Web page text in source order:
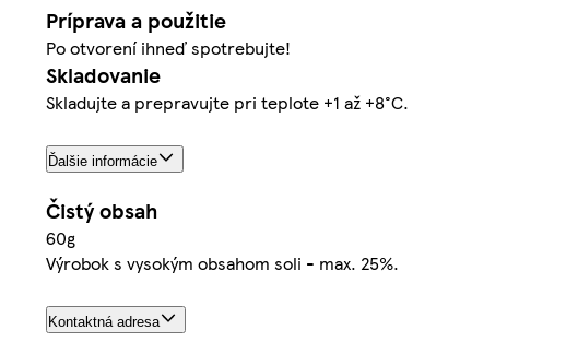
Príprava a použitie
Po otvorení ihneď spotrebujte!
Skladovanie
Skladujte a prepravujte pri teplote +1 až +8°C.
Ďalšie informácie
Čistý obsah
60g
Výrobok s vysokým obsahom soli - max. 25%.
Kontaktná adresa